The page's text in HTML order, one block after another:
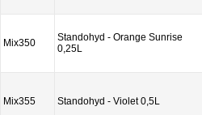
Mix350
Standohyd - Orange Sunrise
0,25L
Mix355 Standohyd - Violet 0,5L